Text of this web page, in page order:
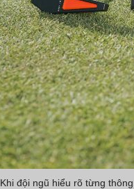
Khi đội ngũ hiểu rõ từng